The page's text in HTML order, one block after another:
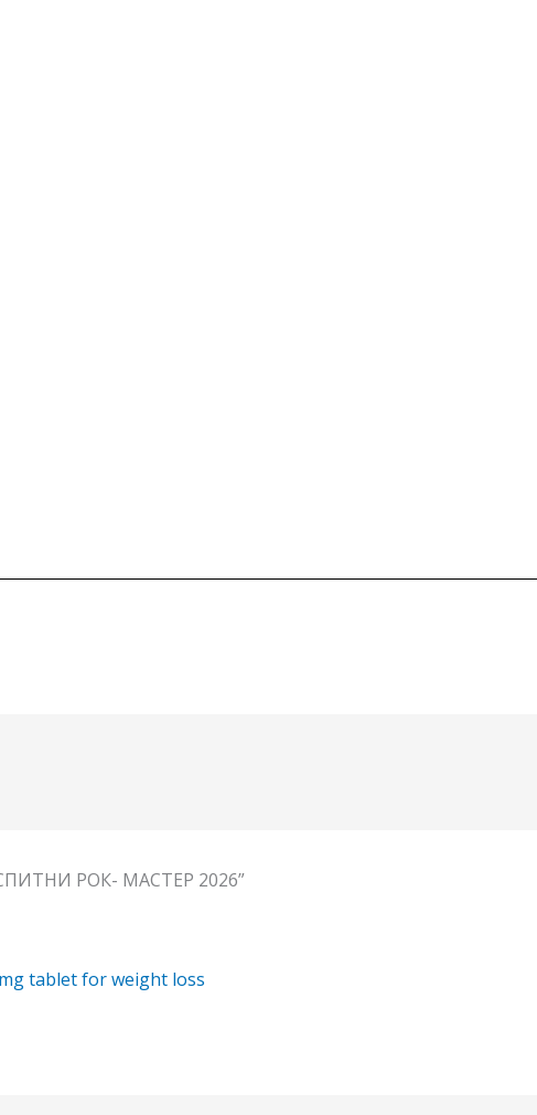
РОК- МАСТЕР 2026”
tablet for weight loss